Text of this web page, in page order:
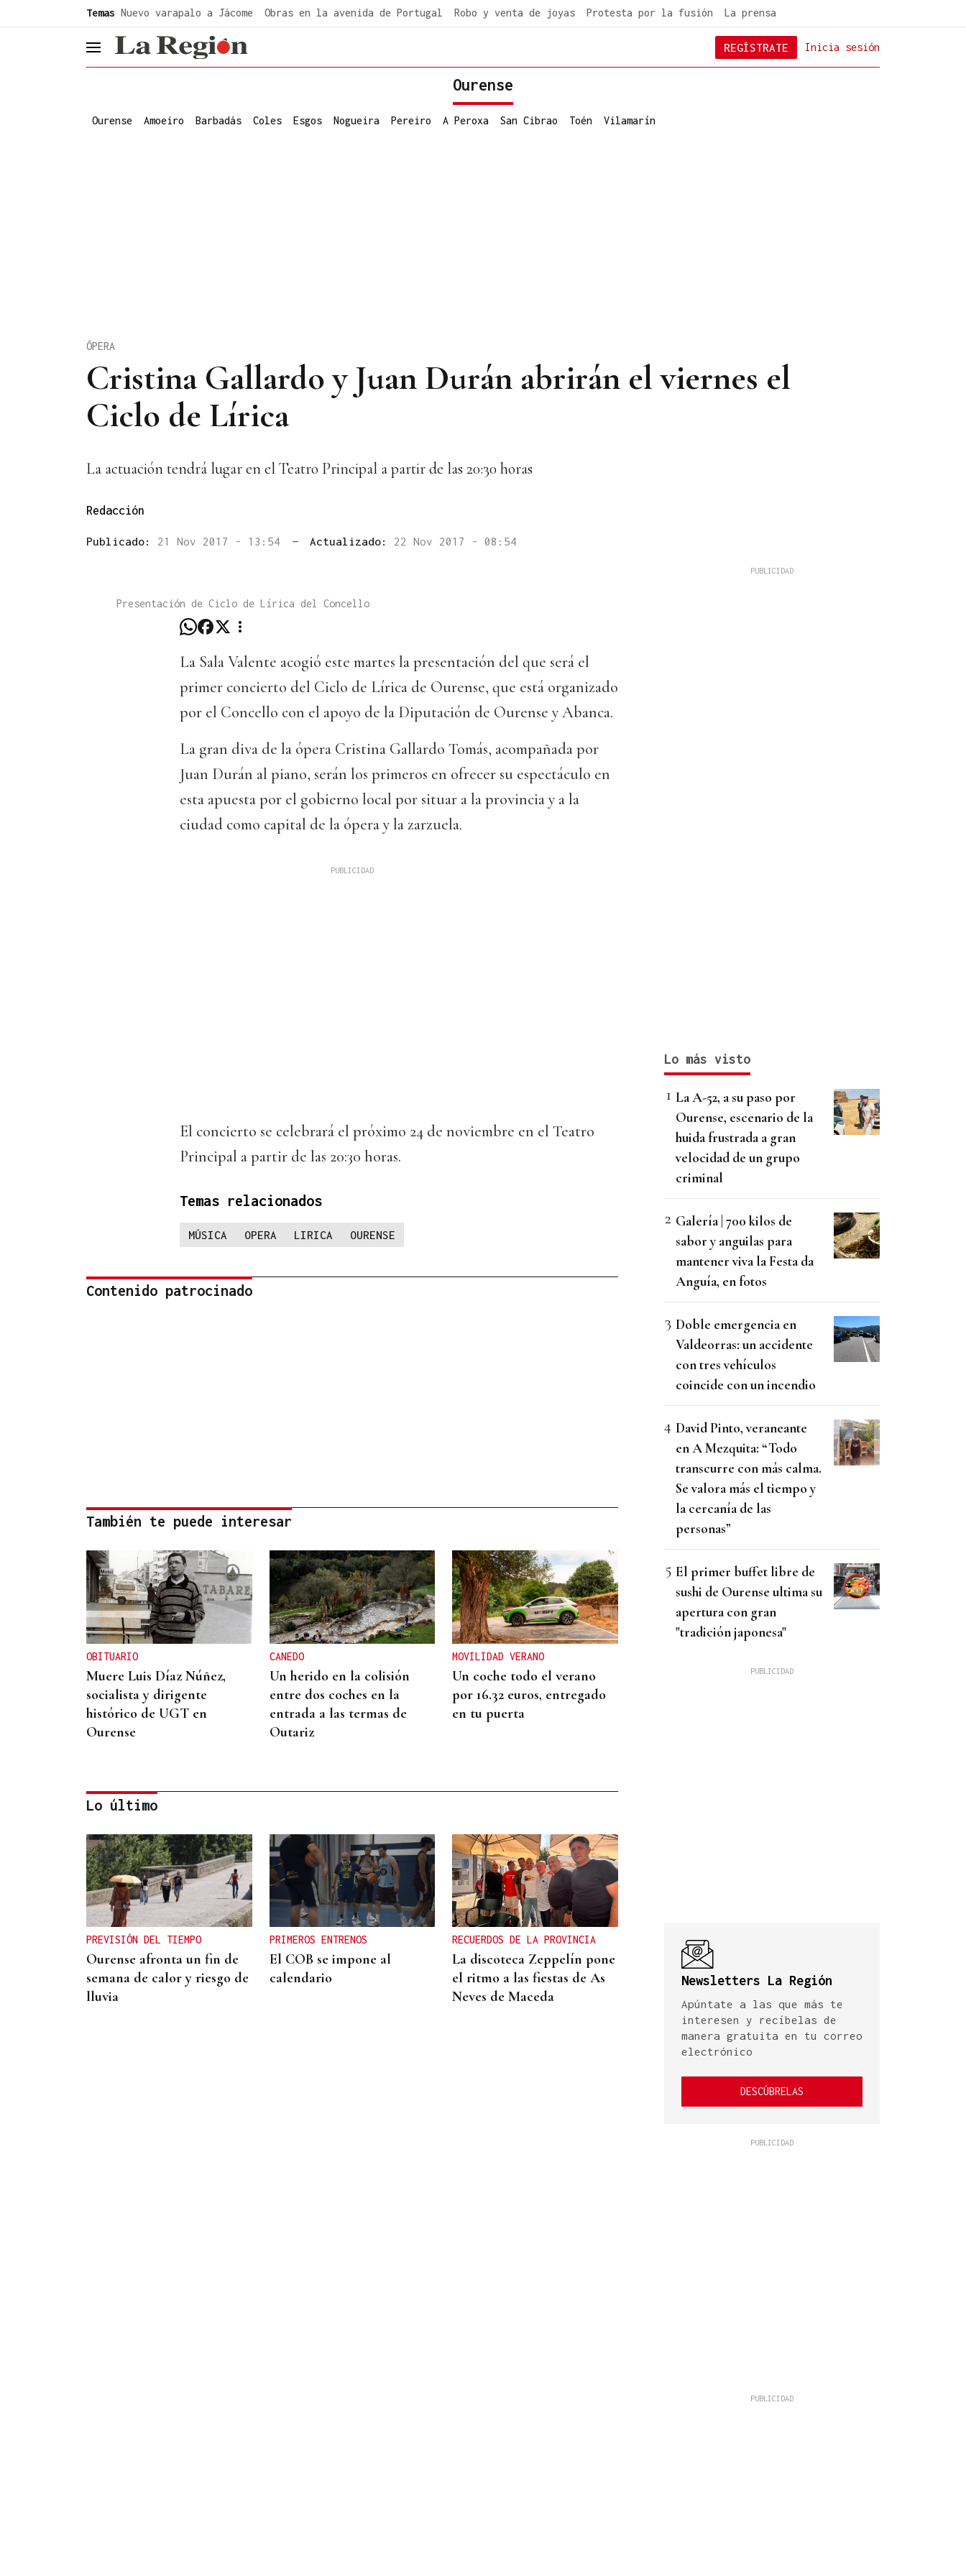
Temas Nuevo varapalo a Jácome Obras en la avenida de Portugal Robo y venta de joyas Protesta por la fusión La prensa
header.menu.open Inicia sesión
REGÍSTRATE
Ourense
Ourense Amoeiro Barbadás Coles Esgos Nogueira Pereiro A Peroxa San Cibrao Toén Vilamarín
Cristina Gallardo y Juan Durán abrirán el viernes el
Ciclo de Lírica
ÓPERA
La actuación tendrá lugar en el Teatro Principal a partir de las 20:30 horas
Redacción
Publicado: 21 Nov 2017 - 13:54 — Actualizado: 22 Nov 2017 - 08:54
Presentación de Ciclo de Lírica del Concello
La Sala Valente acogió este martes la presentación del que será el
primer concierto del Ciclo de Lírica de Ourense, que está organizado
por el Concello con el apoyo de la Diputación de Ourense y Abanca.
La gran diva de la ópera Cristina Gallardo Tomás, acompañada por
Juan Durán al piano, serán los primeros en ofrecer su espectáculo en
esta apuesta por el gobierno local por situar a la provincia y a la
ciudad como capital de la ópera y la zarzuela.
El concierto se celebrará el próximo 24 de noviembre en el Teatro
Principal a partir de las 20:30 horas.
Temas relacionados
MÚSICA OPERA LIRICA OURENSE
Contenido patrocinado
También te puede interesar
OBITUARIO
Muere Luis Díaz Núñez,
socialista y dirigente
histórico de UGT en
Ourense
CANEDO
Un herido en la colisión
entre dos coches en la
entrada a las termas de
Outariz
MOVILIDAD VERANO
Un coche todo el verano
por 16.32 euros, entregado
en tu puerta
CONATO EXTINGUIDO
Vídeo | Se desata un
incendio forestal en una
cantera de Untes
Lo último
PREVISIÓN DEL TIEMPO
Ourense afronta un fin de
semana de calor y riesgo de
lluvia
PRIMEROS ENTRENOS
El COB se impone al
calendario
RECUERDOS DE LA PROVINCIA
La discoteca Zeppelín pone
el ritmo a las fiestas de As
Neves de Maceda
Lo más visto
La A-52, a su paso por
Ourense, escenario de la
huida frustrada a gran
velocidad de un grupo
criminal
Galería | 700 kilos de
sabor y anguilas para
mantener viva la Festa da
Anguía, en fotos
Doble emergencia en
Valdeorras: un accidente
con tres vehículos
coincide con un incendio
David Pinto, veraneante
en A Mezquita: “Todo
transcurre con más calma.
Se valora más el tiempo y
la cercanía de las
personas”
El primer buffet libre de
sushi de Ourense ultima su
apertura con gran
"tradición japonesa"
Newsletters La Región
Apúntate a las que más te
interesen y recíbelas de
manera gratuita en tu correo
electrónico
DESCÚBRELAS